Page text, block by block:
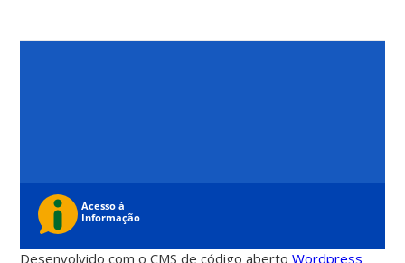
Desenvolvido com o CMS de código abertoWordpress